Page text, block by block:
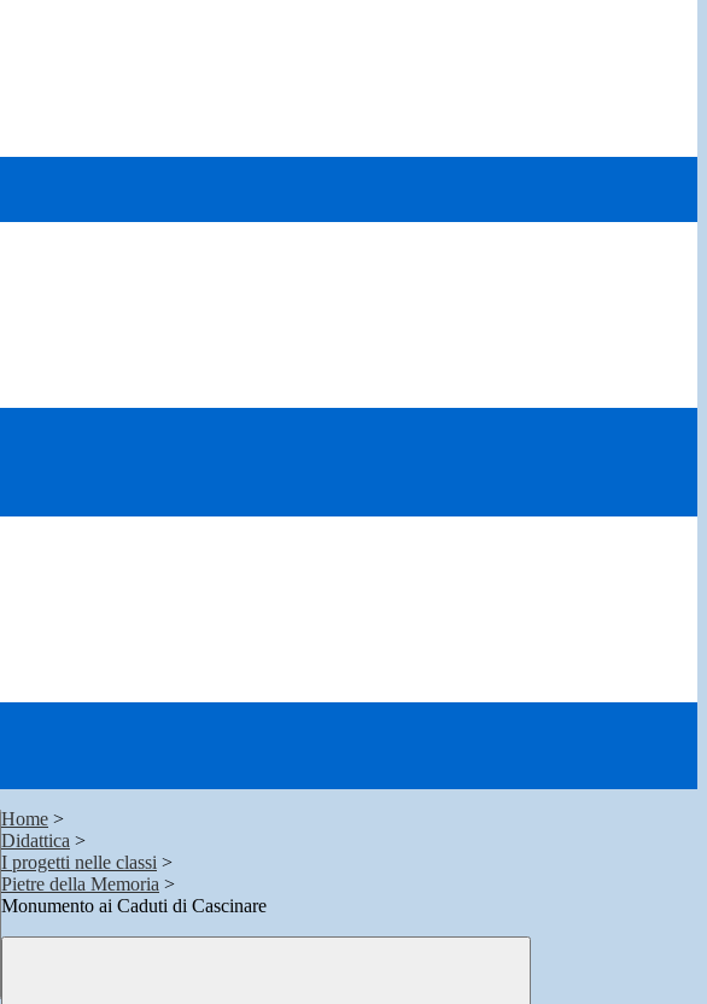
Home >
Didattica >
I progetti nelle classi >
Pietre della Memoria >
Monumento ai Caduti di Cascinare